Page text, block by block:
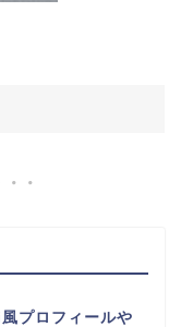
プロフィールや